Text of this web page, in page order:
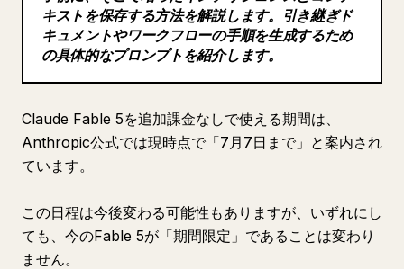
更新情報
キストを保存する方法を解説します。引き継ぎド
キュメントやワークフローの手順を生成するため
の具体的なプロンプトを紹介します。
Claude Fable 5を追加課金なしで使える期間は、
Anthropic公式では現時点で「7月7日まで」と案内され
ています。
この日程は今後変わる可能性もありますが、いずれにし
ても、今のFable 5が「期間限定」であることは変わり
ません。